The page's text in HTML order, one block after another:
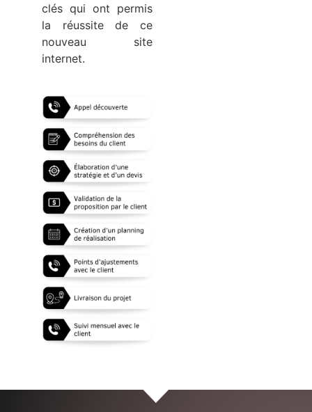
clés qui ont permis
la réussite de ce
nouveau site
internet.